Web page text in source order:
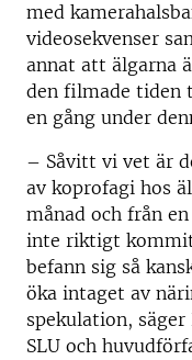
med
videosekvenser
annat att älgarna
den filmade tiden
en gång under
– Såvitt vi vet är
av koprofagi hos
månad och från
inte riktigt
befann sig så
öka intaget av
spekulation,
SLU och